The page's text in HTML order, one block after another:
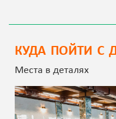
КУДА ПОЙТИ С
Места в деталях